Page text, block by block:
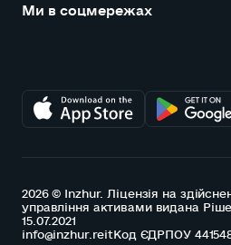
Ми в соцмережах
2026 © Inzhur. Ліцензія на
управління активами видана
15.07.2021
info@inzhur.reitКод ЄДРПОУ